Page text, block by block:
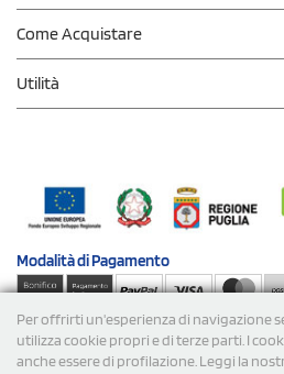
Per offrirti un'esperienza di navigazione
utilizza cookie propri e di terze parti. I
anche essere di profilazione. Leggi la
Come Acquistare
Utilità
Modalità diPagamento
Spedizioni